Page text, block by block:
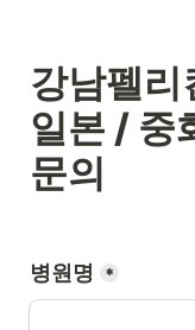
강남펠리
일본 / 중
문의
병원명 *